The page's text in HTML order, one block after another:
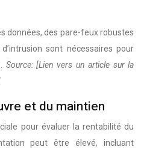
données, des pare-feux robustes
sont nécessaires pour
Source: [Lien vers un article sur la
et du maintien
pour évaluer la rentabilité du
peut être élevé, incluant